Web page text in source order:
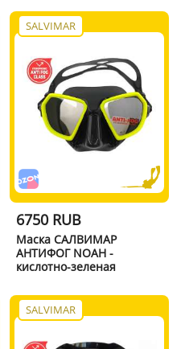
SALVIMAR
6750 RUB
Маска САЛВИМАР
АНТИФОГ NOAH -
кислотно-зеленая
SALVIMAR